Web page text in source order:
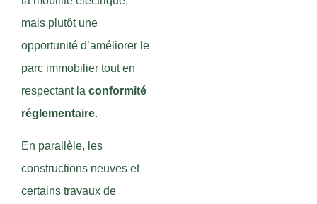
mais plutôt une
opportunité d’améliorer le
parc immobilier tout en
respectant la conformité
réglementaire.
En parallèle, les
constructions neuves et
certains travaux de